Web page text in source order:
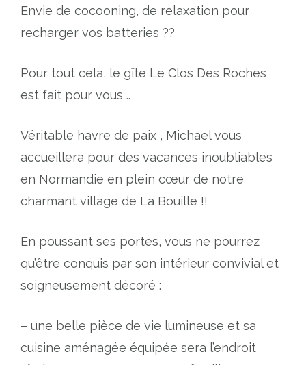
Envie de cocooning, de relaxation pour
recharger vos batteries ??
Pour tout cela, le gîte Le Clos Des Roches
est fait pour vous ..
Véritable havre de paix , Michael vous
accueillera pour des vacances inoubliables
en Normandie en plein cœur de notre
charmant village de La Bouille !!
En poussant ses portes, vous ne pourrez
qu’être conquis par son intérieur convivial et
soigneusement décoré :
– une belle pièce de vie lumineuse et sa
cuisine aménagée équipée sera l’endroit